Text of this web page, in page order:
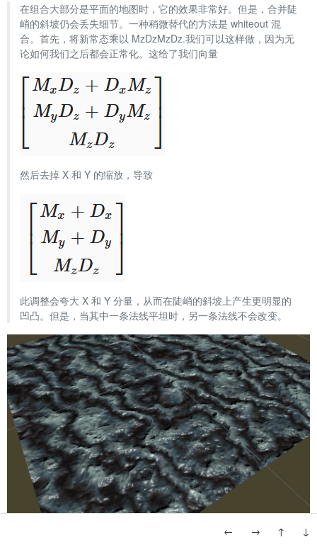
在组合大部分是平面的地图时，它的效果非常好。但是，合并陡
峭的斜坡仍会丢失细节。一种稍微替代的方法是 whiteout 混
合。首先，将新常态乘以 MzDzMzDz.我们可以这样做，因为无
论如何我们之后都会正常化。这给了我们向量
然后去掉 X 和 Y 的缩放，导致
此调整会夸大 X 和 Y 分量，从而在陡峭的斜坡上产生更明显的
凹凸。但是，当其中一条法线平坦时，另一条法线不会改变。
← → ↑ ↓